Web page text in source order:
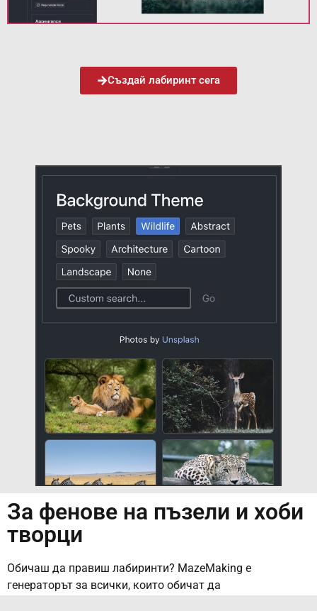
Създай лабиринт сега
За фенове на пъзели и хоби
творци
Обичаш да правиш лабиринти? MazeMaking е
генераторът за всички, които обичат да